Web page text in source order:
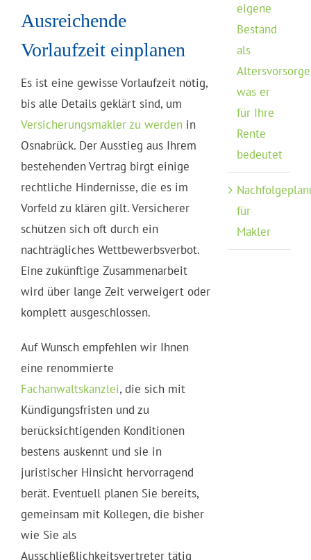
Ausreichende
Vorlaufzeit einplanen
Es ist eine gewisse Vorlaufzeit nötig,
bis alle Details geklärt sind, um
Versicherungsmakler zu werden in
Osnabrück. Der Ausstieg aus Ihrem
bestehenden Vertrag birgt einige
rechtliche Hindernisse, die es im
Vorfeld zu klären gilt. Versicherer
schützen sich oft durch ein
nachträgliches Wettbewerbsverbot.
Eine zukünftige Zusammenarbeit
wird über lange Zeit verweigert oder
komplett ausgeschlossen.
Auf Wunsch empfehlen wir Ihnen
eine renommierte
Fachanwaltskanzlei, die sich mit
Kündigungsfristen und zu
berücksichtigenden Konditionen
bestens auskennt und sie in
juristischer Hinsicht hervorragend
berät. Eventuell planen Sie bereits,
gemeinsam mit Kollegen, die bisher
wie Sie als
Ausschließlichkeitsvertreter tätig
eigene
Bestand
als
was er
für Ihre
Rente
bedeutet
für
Makler